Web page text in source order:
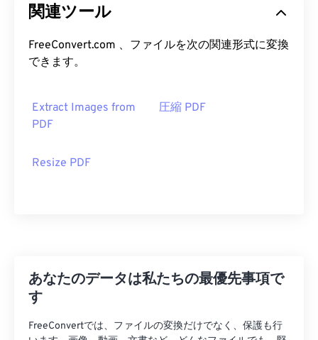
関連ツール
FreeConvert.com 、ファイルを次の関連形式に変換
できます。
Extract Images from
PDF
圧縮 PDF
Resize PDF
あなたのデータは私たちの最優先事項で
す
FreeConvertでは、ファイルの変換だけでなく、保護も行